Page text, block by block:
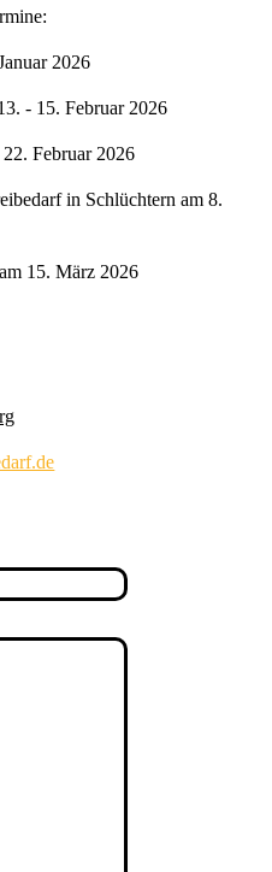
2026
- 15. Februar 2026
Februar 2026
in Schlüchtern am 8.
15. März 2026